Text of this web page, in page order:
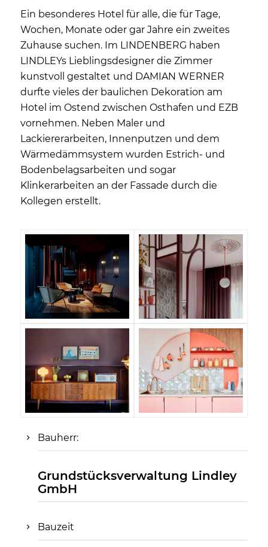
Ein besonderes Hotel für alle, die für Tage,
Wochen, Monate oder gar Jahre ein zweites
Zuhause suchen. Im LINDENBERG haben
LINDLEYs Lieblingsdesigner die Zimmer
kunstvoll gestaltet und DAMIAN WERNER
durfte vieles der baulichen Dekoration am
Hotel im Ostend zwischen Osthafen und EZB
vornehmen. Neben Maler und
Lackiererarbeiten, Innenputzen und dem
Wärmedämmsystem wurden Estrich- und
Bodenbelagsarbeiten und sogar
Klinkerarbeiten an der Fassade durch die
Kollegen erstellt.
Bauherr:
Grundstücksverwaltung Lindley
GmbH
Bauzeit